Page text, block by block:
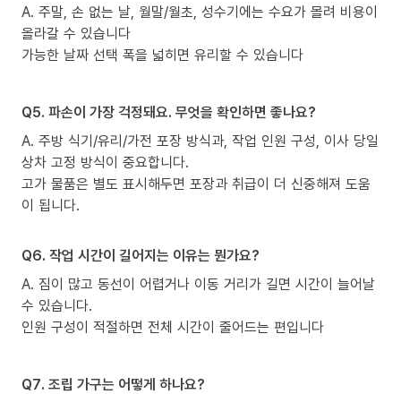
A. 주말, 손 없는 날, 월말/월초, 성수기에는 수요가 몰려 비용이
올라갈 수 있습니다
가능한 날짜 선택 폭을 넓히면 유리할 수 있습니다
Q5. 파손이 가장 걱정돼요. 무엇을 확인하면 좋나요?
A. 주방 식기/유리/가전 포장 방식과, 작업 인원 구성, 이사 당일
상차 고정 방식이 중요합니다.
고가 물품은 별도 표시해두면 포장과 취급이 더 신중해져 도움
이 됩니다.
Q6. 작업 시간이 길어지는 이유는 뭔가요?
A. 짐이 많고 동선이 어렵거나 이동 거리가 길면 시간이 늘어날
수 있습니다.
인원 구성이 적절하면 전체 시간이 줄어드는 편입니다
Q7. 조립 가구는 어떻게 하나요?